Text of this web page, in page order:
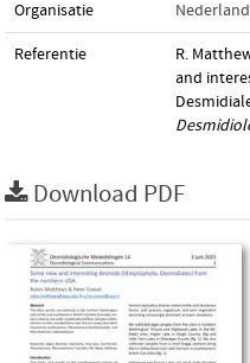
Organisatie
Referentie
R.
and
Download PDF